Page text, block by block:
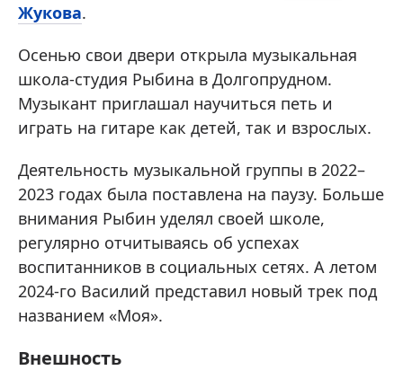
Жукова.
Осенью свои двери открыла музыкальная
школа-студия Рыбина в Долгопрудном.
Музыкант приглашал научиться петь и
играть на гитаре как детей, так и взрослых.
Деятельность музыкальной группы в 2022–
2023 годах была поставлена на паузу. Больше
внимания Рыбин уделял своей школе,
регулярно отчитываясь об успехах
воспитанников в социальных сетях. А летом
2024-го Василий представил новый трек под
названием «Моя».
Внешность